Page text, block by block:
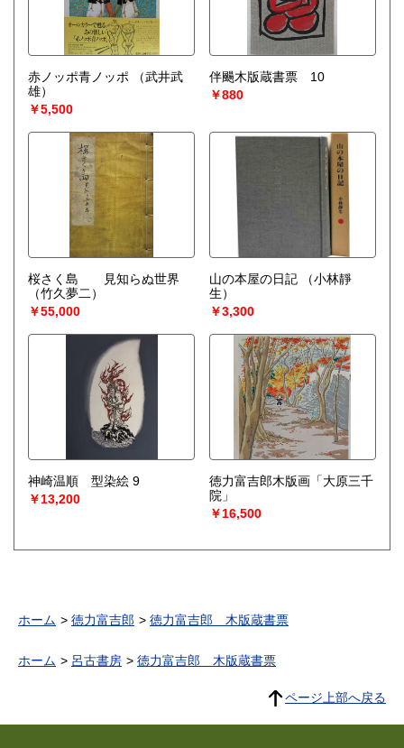
赤ノッポ青ノッポ
（武井武
雄）
￥5,500
伴颺木版蔵書票 10
￥880
桜さく島 見知らぬ世界
（竹久夢二）
￥55,000
山の本屋の日記
（小林靜
生）
￥3,300
神崎温順 型染絵 9
￥13,200
徳力富吉郎木版画「大原三千
院」
￥16,500
ホーム 徳力富吉郎 徳力富吉郎 木版蔵書票
ホーム 呂古書房 徳力富吉郎 木版蔵書票
ページ上部へ戻る